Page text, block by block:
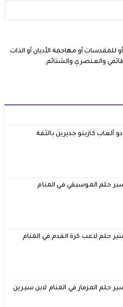
للمقدسات أو مهاجمة الأديان أو الذات
والعنصري والشتائم.
ألعاب كازينو جديرين بالثقة
حلم الموسيقي في المنام
حلم لاعب كرة القدم في المنام
حلم المزمار في المنام لابن سيرين